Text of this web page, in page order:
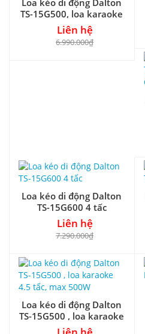
Loa kéo di động Dalton
TS-15G500, loa karaoke
thùng gỗ, max 500W
Liên hệ
6.990.000₫
Loa kéo di động Dalton
TS-15G600 4 tấc
Liên hệ
7.290.000₫
Loa kéo di động Dalton
TS-15G500 , loa karaoke
4.5 tấc, max 500W